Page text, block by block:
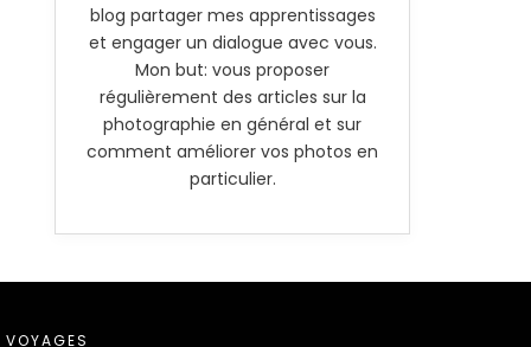
blog partager mes apprentissages
et engager un dialogue avec vous.
Mon but: vous proposer
régulièrement des articles sur la
photographie en général et sur
comment améliorer vos photos en
particulier.
VOYAGES